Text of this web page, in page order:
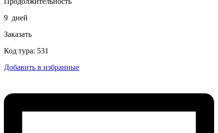
9 дней
Заказать
Код тура: 531
Добавить в избранные